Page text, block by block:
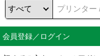
会員登録／ログイン